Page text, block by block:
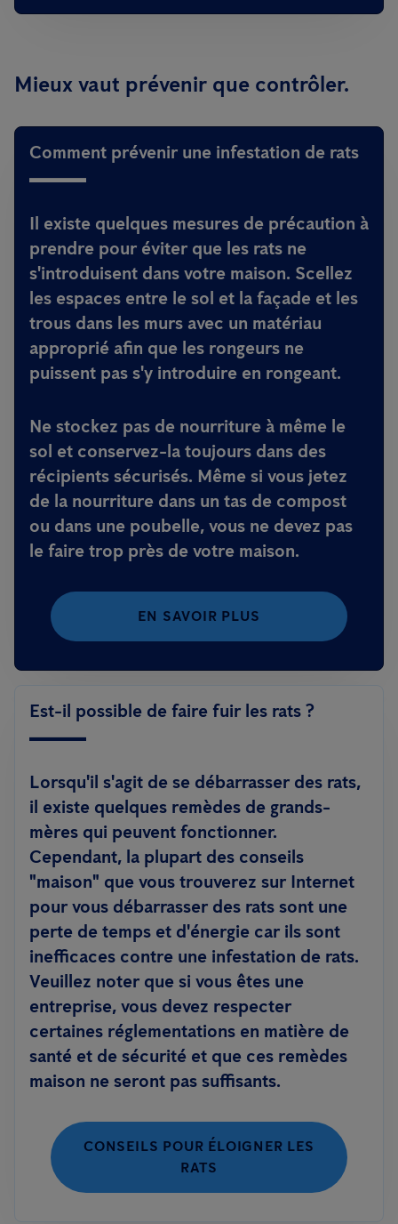
Mieux vaut prévenir que contrôler.
Comment prévenir une infestation de rats
Il existe quelques mesures de précaution à
prendre pour éviter que les rats ne
s'introduisent dans votre maison. Scellez
les espaces entre le sol et la façade et les
trous dans les murs avec un matériau
approprié afin que les rongeurs ne
puissent pas s'y introduire en rongeant.
Ne stockez pas de nourriture à même le
sol et conservez-la toujours dans des
récipients sécurisés. Même si vous jetez
de la nourriture dans un tas de compost
ou dans une poubelle, vous ne devez pas
le faire trop près de votre maison.
EN SAVOIR PLUS
Est-il possible de faire fuir les rats ?
Lorsqu'il s'agit de se débarrasser des rats,
il existe quelques remèdes de grands-
mères qui peuvent fonctionner.
Cependant, la plupart des conseils
"maison" que vous trouverez sur Internet
pour vous débarrasser des rats sont une
perte de temps et d'énergie car ils sont
inefficaces contre une infestation de rats.
Veuillez noter que si vous êtes une
entreprise, vous devez respecter
certaines réglementations en matière de
santé et de sécurité et que ces remèdes
maison ne seront pas suffisants.
CONSEILS POUR ÉLOIGNER LES
RATS